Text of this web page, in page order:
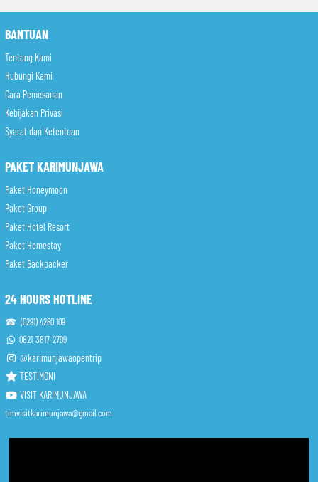
BANTUAN
Tentang Kami
Hubungi Kami
Cara Pemesanan
Kebijakan Privasi
Syarat dan Ketentuan
PAKET KARIMUNJAWA
Paket Honeymoon
Paket Group
Paket Hotel Resort
Paket Homestay
Paket Backpacker
24 HOURS HOTLINE
☎ (0291) 4260 109
0821-3817-2799
@karimunjawaopentrip
TESTIMONI
VISIT KARIMUNJAWA
timvisitkarimunjawa@gmail.com